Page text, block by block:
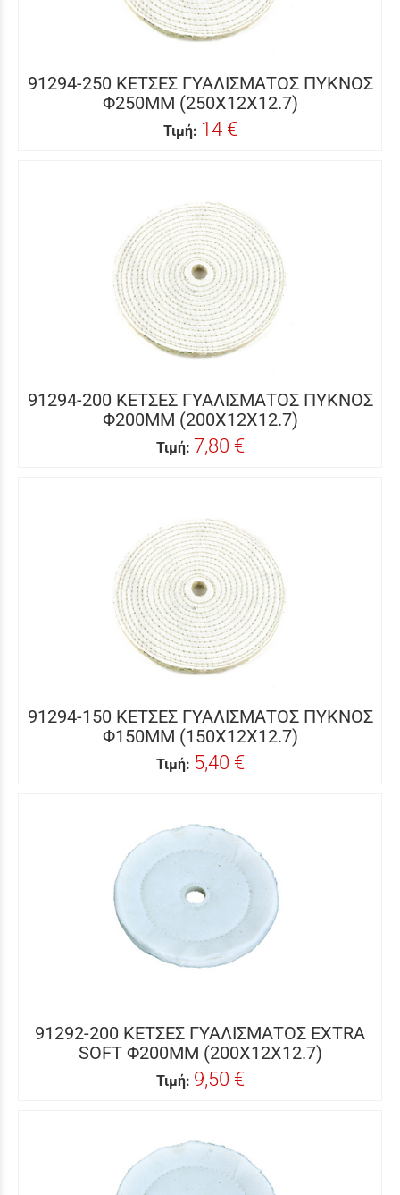
91294-250 ΚΕΤΣΕΣ ΓΥΑΛΙΣΜΑΤΟΣ ΠΥΚΝΟΣ
Φ250ΜΜ (250X12X12.7)
Τιμή: 14 €
91294-200 ΚΕΤΣΕΣ ΓΥΑΛΙΣΜΑΤΟΣ ΠΥΚΝΟΣ
Φ200MM (200X12X12.7)
Τιμή: 7,80 €
91294-150 ΚΕΤΣΕΣ ΓΥΑΛΙΣΜΑΤΟΣ ΠΥΚΝΟΣ
Φ150ΜΜ (150X12X12.7)
Τιμή: 5,40 €
91292-200 ΚΕΤΣΕΣ ΓΥΑΛΙΣΜΑΤΟΣ EXTRA
SOFT Φ200MM (200X12X12.7)
Τιμή: 9,50 €